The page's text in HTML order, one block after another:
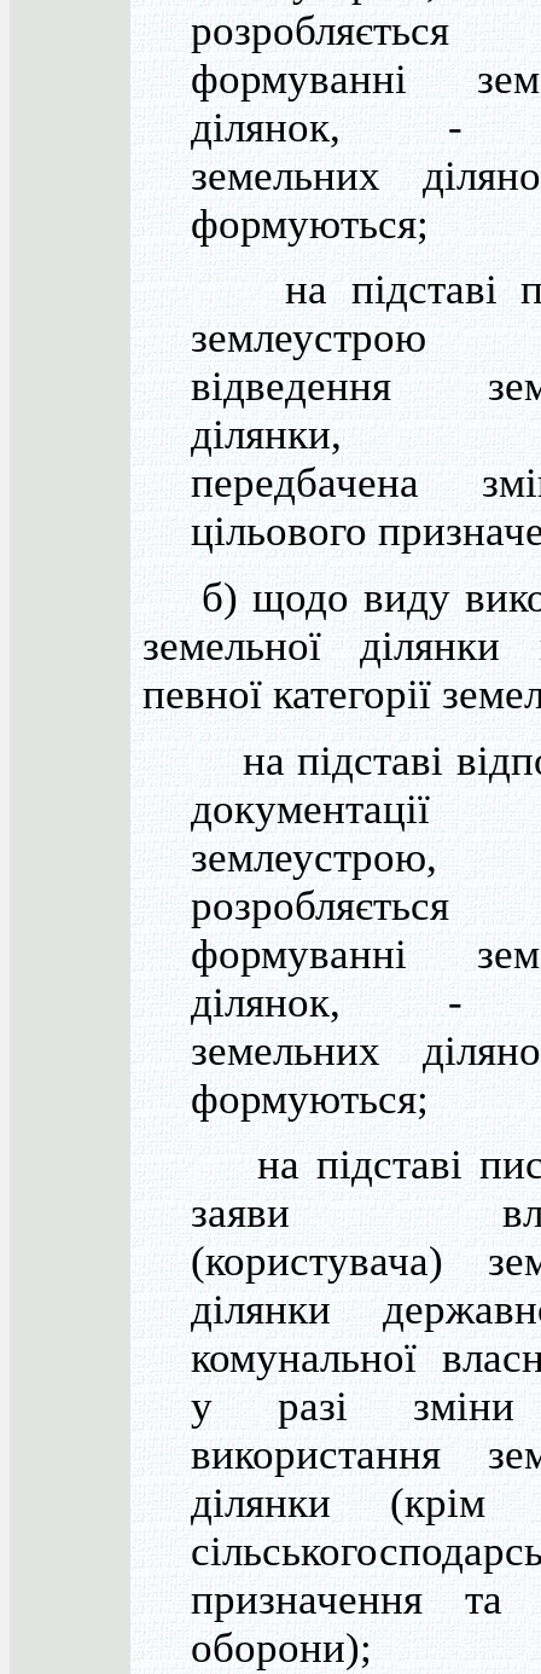
формуванні
ділянок, -
земельних
формуються;
на підставі
землеустрою
відведення
ділянки,
передбачена
цільового
б) щодо виду
земельної
певної категорії
на підставі
формуванні
ділянок, -
земельних
формуються;
на підставі
заяви
(користувача)
ділянки
комунальної
у разі зміни
використання
ділянки (крім
призначення та
оборони);